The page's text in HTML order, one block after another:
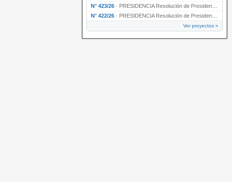
N° 423/26 · PRESIDENCIA Resolución de Presidencia Nº 209/26 declarando de interés provincial la presen…
N° 422/26 · PRESIDENCIA Resolución de Presidencia N° 200/26 para su ratificación.
Ver proyectos »